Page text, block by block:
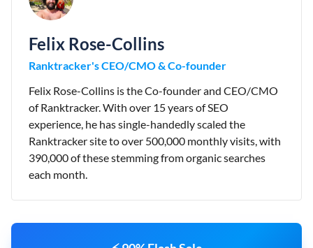
Felix Rose-Collins
Ranktracker's CEO/CMO & Co-founder
Felix Rose-Collins is the Co-founder and CEO/CMO
of Ranktracker. With over 15 years of SEO
experience, he has single-handedly scaled the
Ranktracker site to over 500,000 monthly visits, with
390,000 of these stemming from organic searches
each month.